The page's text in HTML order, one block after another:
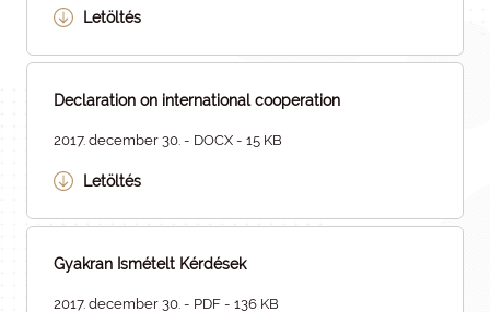
Letöltés
Declaration on international cooperation
2017. december 30. - DOCX - 15 KB
Letöltés
Gyakran Ismételt Kérdések
2017. december 30. - PDF - 136 KB